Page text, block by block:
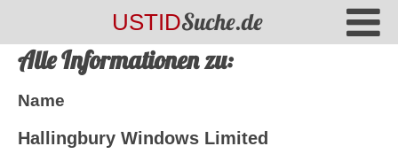
USTIDSuche.de
Alle Informationen zu:
Name
Hallingbury Windows Limited